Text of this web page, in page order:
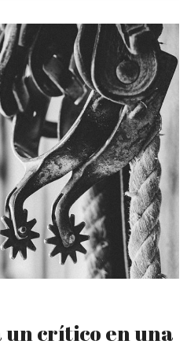
un crítico en una